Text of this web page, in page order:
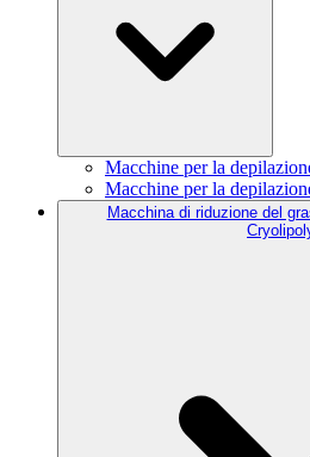
Macchine per la
Macchine per la
Macchina di riduzione del